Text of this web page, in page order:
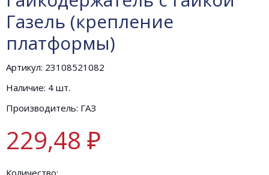
Газель (крепление
платформы)
Артикул: 23108521082
Наличие: 4 шт.
Производитель: ГАЗ
229,48 ₽